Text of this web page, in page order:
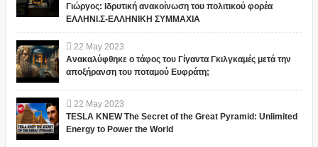
Γιώργος: Ιδρυτική ανακοίνωση του πολιτικού φορέα
ΕΛΛΗΝΙ.Σ-ΕΛΛΗΝΙΚΗ ΣΥΜΜΑΧΙΑ
22 May 2023
Ανακαλύφθηκε ο τάφος του Γίγαντα Γκιλγκαμές μετά την
αποξήρανση του ποταμού Ευφράτη;
22 May 2023
TESLA KNEW The Secret of the Great Pyramid: Unlimited
Energy to Power the World